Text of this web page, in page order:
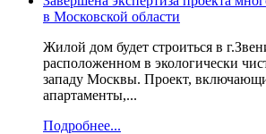
в Московской области
Жилой дом будет строиться в
расположенном в экологически
западу Москвы. Проект,
апартаменты,...
Подробнее...